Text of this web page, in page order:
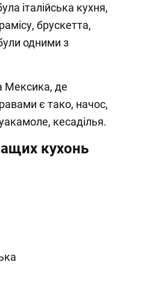
італійська кухня,
брускетта,
одними з
Мексика, де
є тако, начос,
кесаділья.
кухонь